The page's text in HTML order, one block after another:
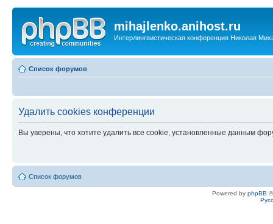
mihajlenko.anihost.ru
Интерлингвистическая конференция Николая
Список форумов
Удалить cookies конференции
Вы уверены, что хотите удалить все cookie, установленные данным
Список форумов
Powered by phpBB